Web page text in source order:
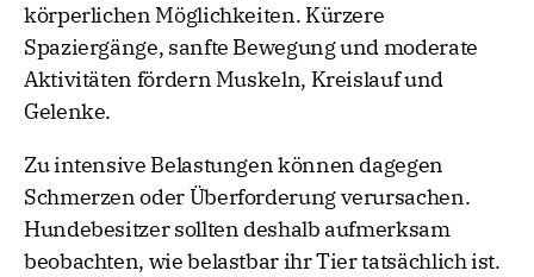
körperlichen Möglichkeiten. Kürzere
Spaziergänge, sanfte Bewegung und moderate
Aktivitäten fördern Muskeln, Kreislauf und
Gelenke.
Zu intensive Belastungen können dagegen
Schmerzen oder Überforderung verursachen.
Hundebesitzer sollten deshalb aufmerksam
beobachten, wie belastbar ihr Tier tatsächlich ist.